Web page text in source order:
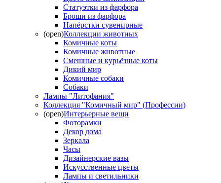
Статуэтки из фарфора
Броши из фарфора
Напёрстки сувенирные
(open)Коллекции животных
Комичные коты
Комичные животные
Смешные и курьёзные коты
Дикий мир
Комичные собаки
Собаки
Лампы "Литофания"
Коллекция "Комичный мир" (Профессии)
(open)Интерьерные вещи
Фоторамки
Декор дома
Зеркала
Часы
Дизайнерские вазы
Искусственные цветы
Лампы и светильники